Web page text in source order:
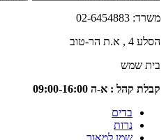
: א-ה 09:00-16:00
בדים
נרות
שמן למאור